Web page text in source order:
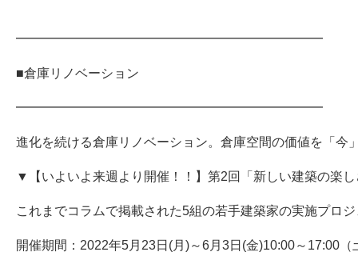
━━━━━━━━━━━━━━━━━━━━━━━━
■倉庫リノベーション
━━━━━━━━━━━━━━━━━━━━━━━━
進化を続ける倉庫リノベーション。倉庫空間の価値を「今
▼【いよいよ来週より開催！！】第2回「新しい建築の楽
これまでコラムで掲載された5組の若手建築家の実施プロ
開催期間：2022年5月23日(月)～6月3日(金)10:00～17:00（